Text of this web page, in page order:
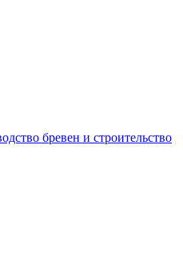
бревен и строительство